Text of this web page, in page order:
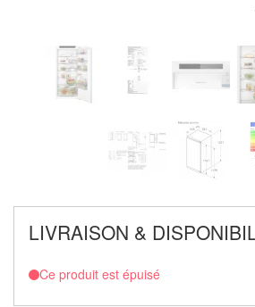
LIVRAISON &
Ce produit est épuisé